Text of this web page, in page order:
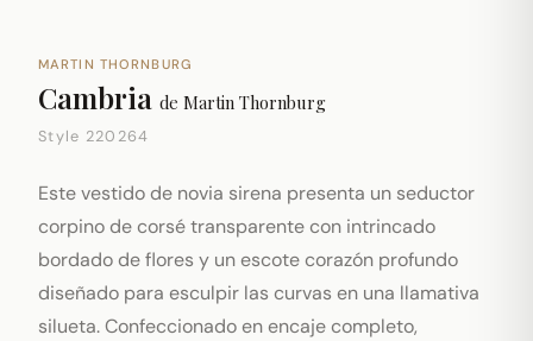
MARTIN THORNBURG
Cambria de Martin Thornburg
Style 220264
Este vestido de novia sirena presenta un seductor
corpino de corsé transparente con intrincado
bordado de flores y un escote corazón profundo
diseñado para esculpir las curvas en una llamativa
silueta. Confeccionado en encaje completo,